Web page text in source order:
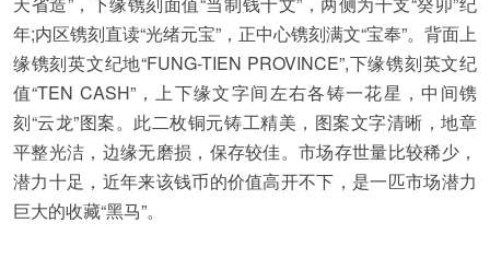
年;内区镌刻直读“光绪元宝”，正中心镌刻满文“宝奉”。背面上
缘镌刻英文纪地“FUNG-TIEN PROVINCE”,下缘镌刻英文纪
值“TEN CASH”，上下缘文字间左右各铸一花星，中间镌
刻“云龙”图案。此二枚铜元铸工精美，图案文字清晰，地章
平整光洁，边缘无磨损，保存较佳。市场存世量比较稀少，
潜力十足，近年来该钱币的价值高开不下，是一匹市场潜力
巨大的收藏“黑马”。